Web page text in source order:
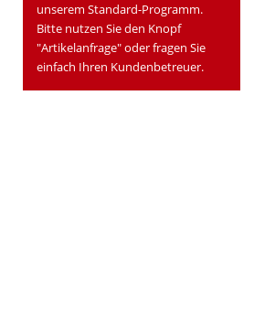
unserem Standard-Programm.
Bitte nutzen Sie den Knopf
"Artikelanfrage" oder fragen Sie
einfach Ihren Kundenbetreuer.